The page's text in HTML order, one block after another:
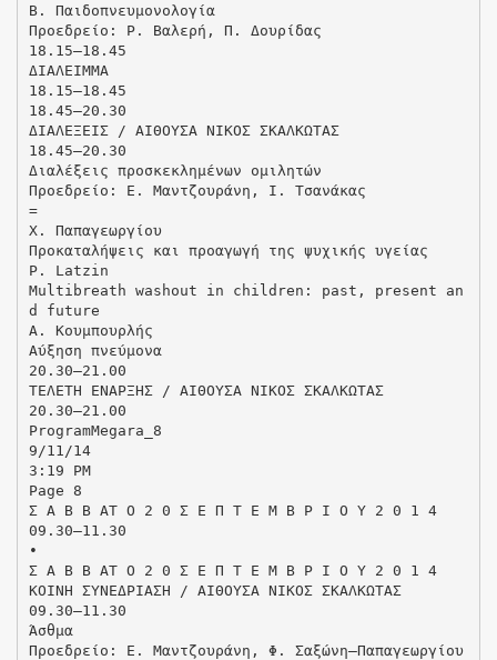
Β. Παιδοπνευμονολογία
Προεδρείο: Ρ. Βαλερή, Π. Δουρίδας
18.15–18.45
ΔΙΑΛΕΙΜΜΑ
18.15–18.45
18.45–20.30
ΔΙΑΛΕΞΕΙΣ / ΑΙΘΟΥΣΑ ΝΙΚΟΣ ΣΚΑΛΚΩΤΑΣ
18.45–20.30
Διαλέξεις προσκεκλημένων ομιλητών
Προεδρείο: Ε. Μαντζουράνη, Ι. Τσανάκας
=
Χ. Παπαγεωργίου
Προκαταλήψεις και προαγωγή της ψυχικής υγείας
P. Latzin
Multibreath washout in children: past, present an
d future
Α. Κουμπουρλής
Αύξηση πνεύμονα
20.30–21.00
ΤΕΛΕΤΗ ΕΝΑΡΞΗΣ / ΑΙΘΟΥΣΑ ΝΙΚΟΣ ΣΚΑΛΚΩΤΑΣ
20.30–21.00
ProgramMegara_8
9/11/14
3:19 PM
Page 8
Σ Α Β Β ΑΤ Ο 2 0 Σ Ε Π Τ Ε Μ Β Ρ Ι Ο Υ 2 0 1 4
09.30–11.30
•
Σ Α Β Β ΑΤ Ο 2 0 Σ Ε Π Τ Ε Μ Β Ρ Ι Ο Υ 2 0 1 4
ΚΟΙΝΗ ΣΥΝΕΔΡΙΑΣΗ / ΑΙΘΟΥΣΑ ΝΙΚΟΣ ΣΚΑΛΚΩΤΑΣ
09.30–11.30
Άσθμα
Προεδρείο: Ε. Μαντζουράνη, Φ. Σαξώνη–Παπαγεωργίου